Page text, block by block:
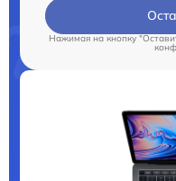
Нажимая на кнопку